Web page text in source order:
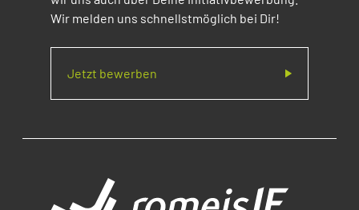
Wir melden uns schnellstmöglich bei Dir!
Jetzt bewerben